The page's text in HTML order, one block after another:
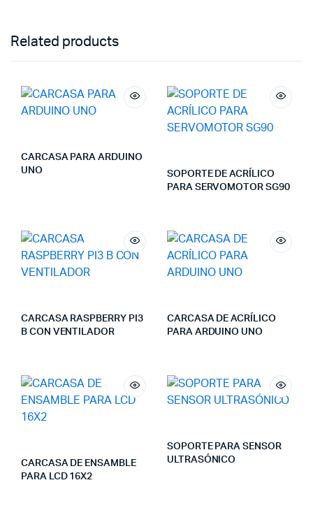
Related products
CARCASA PARA ARDUINO
UNO
SOPORTE DE ACRÍLICO
PARA SERVOMOTOR SG90
CARCASA RASPBERRY PI3
B CON VENTILADOR
CARCASA DE ACRÍLICO
PARA ARDUINO UNO
CARCASA DE ENSAMBLE
PARA LCD 16X2
SOPORTE PARA SENSOR
ULTRASÓNICO